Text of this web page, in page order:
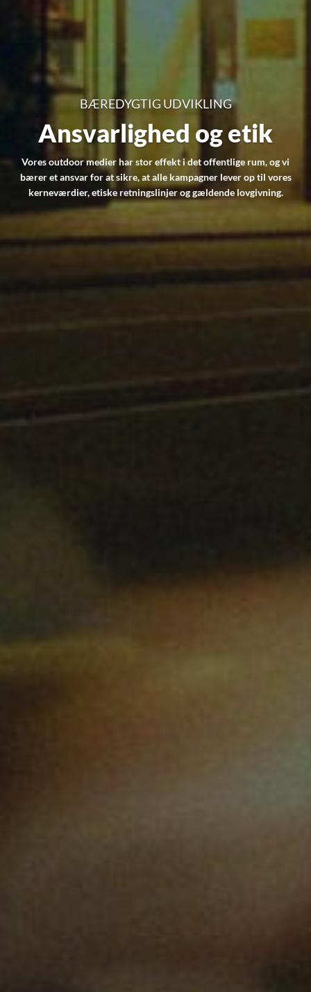
BÆREDYGTIG UDVIKLING
Ansvarlighed og etik
Vores outdoor medier har stor effekt i det offentlige rum, og vi
bærer et ansvar for at sikre, at alle kampagner lever op til vores
kerneværdier, etiske retningslinjer og gældende lovgivning.